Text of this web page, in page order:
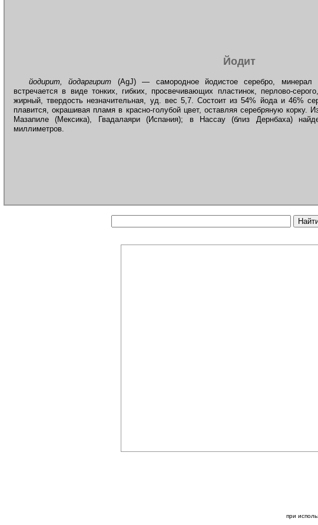
Йодит
йодирит, йодаргирит (AgJ) — самородное йодистое серебро, минерал
встречается в виде тонких, гибких, просвечивающих пластинок, перлово-
жирный, твердость незначительная, уд. вес 5,7. Состоит из 54% йода и 46%
плавится, окрашивая пламя в красно-голубой цвет, оставляя серебряную корку.
Мазапиле (Мексика), Гвадалаяри (Испания); в Нассау (близ Дернбаха)
миллиметров.
при